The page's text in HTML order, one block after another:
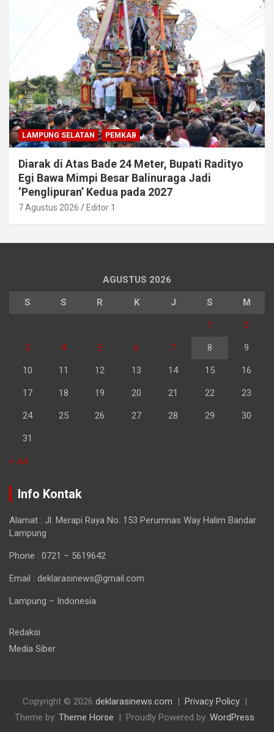
LAMPUNG SELATAN PEMKAB
Diarak di Atas Bade 24 Meter, Bupati Radityo
Egi Bawa Mimpi Besar Balinuraga Jadi
‘Penglipuran’ Kedua pada 2027
7 Agustus 2026 Editor 1
AGUSTUS 2026
S S R K J S M
1 2
3 4 5 6 7 8 9
10 11 12 13 14 15 16
17 18 19 20 21 22 23
24 25 26 27 28 29 30
31
« Jul
Info Kontak
Alamat : Jl. Merapi Raya No. 153 Perumnas Way Halim Bandar
Lampung
Phone : 0721 – 5619642
Email : deklarasinews@gmail.com
Lampung – Indonesia
Redaksi
Media Siber
Copyright © 2026 deklarasinews.com
Privacy Policy
Theme by: Theme Horse Proudly Powered by: WordPress